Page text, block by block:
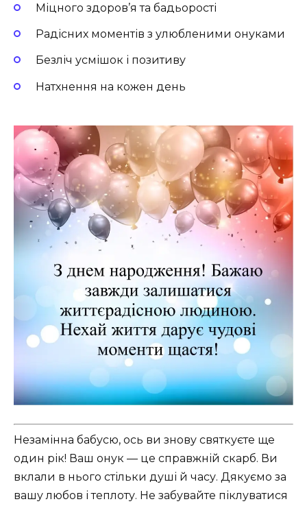
Міцного здоров’я та бадьорості
Радісних моментів з улюбленими онуками
Безліч усмішок і позитиву
Натхнення на кожен день
Незамінна бабусю, ось ви знову святкуєте ще
один рік! Ваш онук — це справжній скарб. Ви
вклали в нього стільки душі й часу. Дякуємо за
вашу любов і теплоту. Не забувайте піклуватися